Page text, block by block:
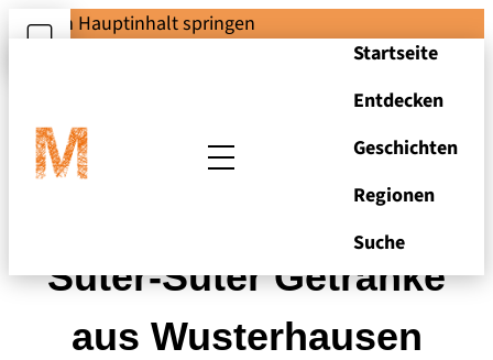
Zum Hauptinhalt springen
Startseite
Entdecken
Geschichten
Regionen
Suche
Rechnung von Otto
Suter-Suter Getränke
aus Wusterhausen